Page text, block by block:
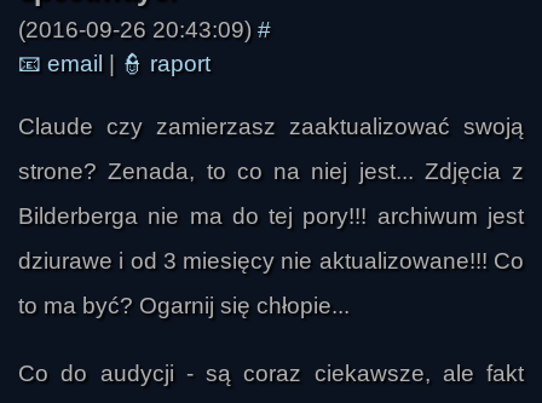
(2016-09-26 20:43:09) #
📧 email 👮 raport
Claude czy zamierzasz zaaktualizować swoją
strone? Zenada, to co na niej jest... Zdjęcia z
Bilderberga nie ma do tej pory!!! archiwum jest
dziurawe i od 3 miesięcy nie aktualizowane!!! Co
to ma być? Ogarnij się chłopie...
Co do audycji - są coraz ciekawsze, ale fakt
Leśny Pukacz